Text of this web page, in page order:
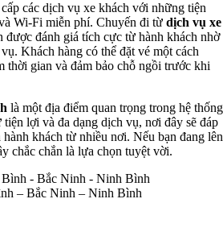
các dịch vụ xe khách với những tiện
Wi-Fi miễn phí. Chuyến đi từ dịch vụ xe
được đánh giá tích cực từ hành khách nhờ
Khách hàng có thể đặt vé một cách
thời gian và đảm bảo chỗ ngồi trước khi
là một địa điểm quan trọng trong hệ thống
lợi và đa dạng dịch vụ, nơi đây sẽ đáp
khách từ nhiều nơi. Nếu bạn đang lên
chắc chắn là lựa chọn tuyệt vời.
– Bắc Ninh – Ninh Bình